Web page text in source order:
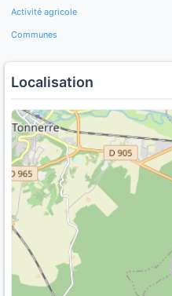
Activité agricole
Communes
Localisation